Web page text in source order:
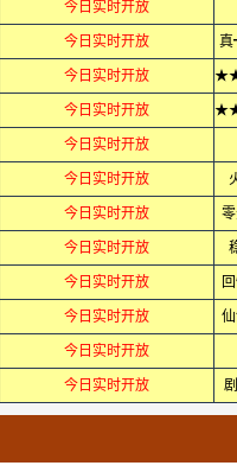
今日实时开放
今日实时开放
今日实时开放
今日实时开放
今日实时开放
今日实时开放
今日实时开放
今日实时开放
今日实时开放
今日实时开放
今日实时开放
今日实时开放